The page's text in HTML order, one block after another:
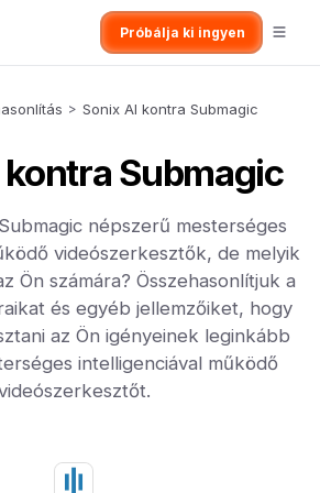
Próbálja ki ingyen
> Sonix AI kontra Submagic
Submagic
népszerű mesterséges
videószerkesztők, de melyik
Ön számára? Összehasonlítjuk a
és egyéb jellemzőiket, hogy
az Ön igényeinek leginkább
intelligenciával működő